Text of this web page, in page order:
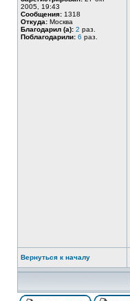
2005, 19:43
Сообщения: 1318
Откуда: Москва
Благодарил (а): 2 раз.
Поблагодарили: 6 раз.
Вернуться к началу